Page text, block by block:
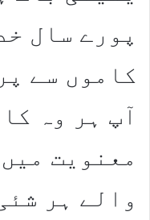
پورے سال
کاموں سے
آپ ہر وہ
معنویت
والے ہر